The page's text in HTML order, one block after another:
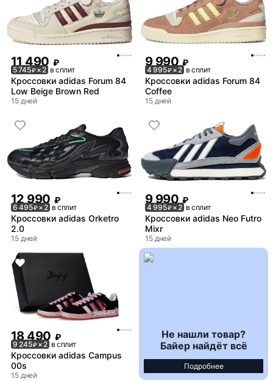
11 490 ₽
5 745₽× 2 в сплит
Кроссовки adidas Forum 84
Low Beige Brown Red
15 дней
9 990 ₽
4 995₽× 2 в сплит
Кроссовки adidas Forum 84
Coffee
15 дней
12 990 ₽
6 495₽× 2 в сплит
Кроссовки adidas Orketro
2.0
15 дней
9 990 ₽
4 995₽× 2 в сплит
Кроссовки adidas Neo Futro
Mixr
15 дней
18 490 ₽
9 245₽× 2 в сплит
Кроссовки adidas Campus
00s
15 дней
Не нашли товар?
Байер найдёт всё
Подробнее